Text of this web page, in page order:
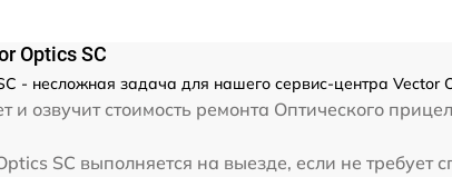
Optics SC
- несложная задача для нашего сервис-центра Vector
озвучит стоимость ремонта Оптического
SC выполняется на выезде, если не требует